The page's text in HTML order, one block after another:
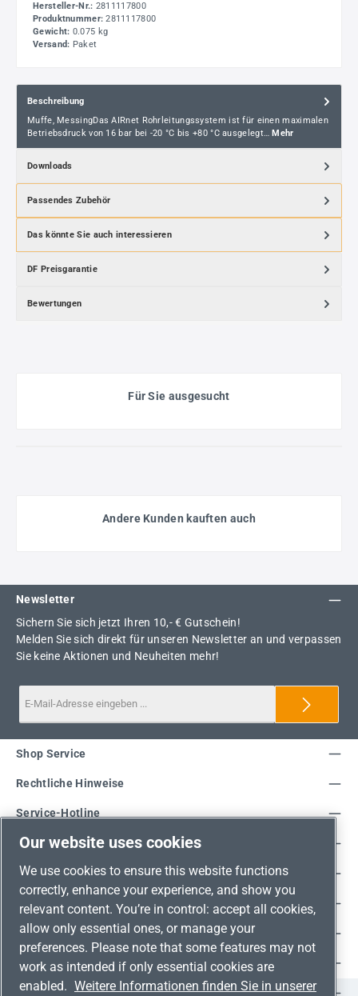
Hersteller-Nr.: 2811117800
Produktnummer: 2811117800
Gewicht: 0.075 kg
Versand: Paket
Beschreibung
Muffe, MessingDas AIRnet Rohrleitungssystem ist für einen maximalen
Betriebsdruck von 16 bar bei -20 °C bis +80 °C ausgelegt… Mehr
Downloads
Passendes Zubehör
Das könnte Sie auch interessieren
DF Preisgarantie
Bewertungen
Für Sie ausgesucht
Andere Kunden kauften auch
Newsletter
Sichern Sie sich jetzt Ihren 10,- € Gutschein!
Melden Sie sich direkt für unseren Newsletter an und verpassen
Sie keine Aktionen und Neuheiten mehr!
Service-Hotline
Shop Service
Rechtliche Hinweise
Unsere Vorteile
Versandarten
Zahlungsarten
Adresse
Umweltschutz & Partnerschaft
Jetzt auf Social Media folgen!
Our website uses cookies
We use cookies to ensure this website functions
correctly, enhance your experience, and show you
relevant content. You’re in control: accept all cookies,
allow only essential ones, or manage your
preferences. Please note that some features may not
work as intended if only essential cookies are
enabled. Weitere Informationen finden Sie in unserer